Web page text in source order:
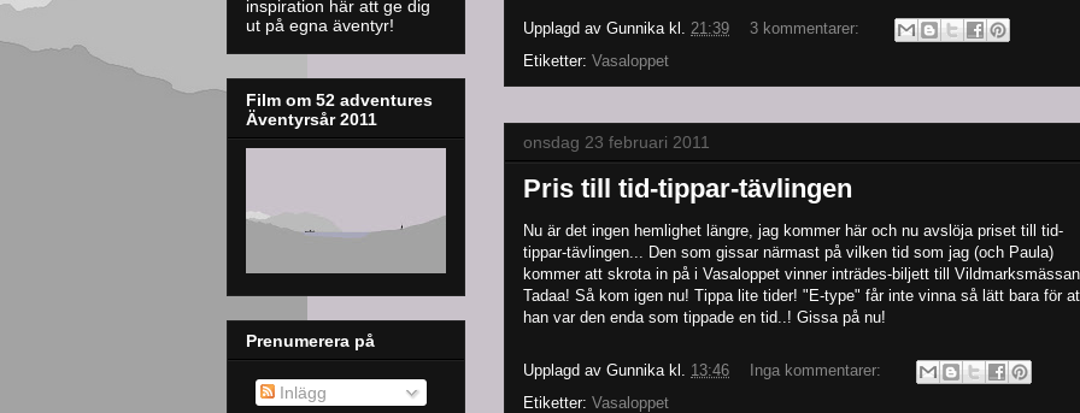
Upplagd av Gunnika kl. 21:39
3 kommentarer:
Etiketter: Vasaloppet
onsdag 23 februari 2011
Pris till tid-tippar-tävlingen
Nu är det ingen hemlighet längre, jag kommer här och nu avslöja priset till tid-
tippar-tävlingen... Den som gissar närmast på vilken tid som jag (och Paula)
kommer att skrota in på i Vasaloppet vinner inträdes-biljett till
Tadaa! Så kom igen nu! Tippa lite tider! "E-type" får inte vinna så lätt bara för
han var den enda som tippade en tid..! Gissa på nu!
Upplagd av Gunnika kl. 13:46
Inga kommentarer:
Etiketter: Vasaloppet
inspiration här att ge dig
ut på egna äventyr!
Film om 52 adventures
Äventyrsår 2011
Prenumerera på
Inlägg